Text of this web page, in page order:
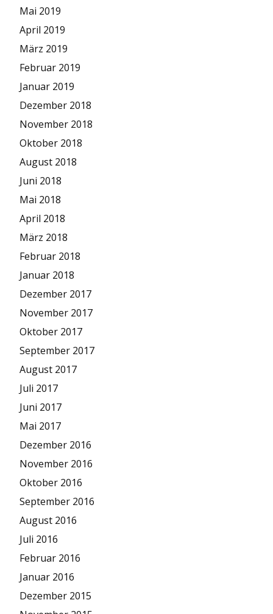
Mai 2019
April 2019
März 2019
Februar 2019
Januar 2019
Dezember 2018
November 2018
Oktober 2018
August 2018
Juni 2018
Mai 2018
April 2018
März 2018
Februar 2018
Januar 2018
Dezember 2017
November 2017
Oktober 2017
September 2017
August 2017
Juli 2017
Juni 2017
Mai 2017
Dezember 2016
November 2016
Oktober 2016
September 2016
August 2016
Juli 2016
Februar 2016
Januar 2016
Dezember 2015